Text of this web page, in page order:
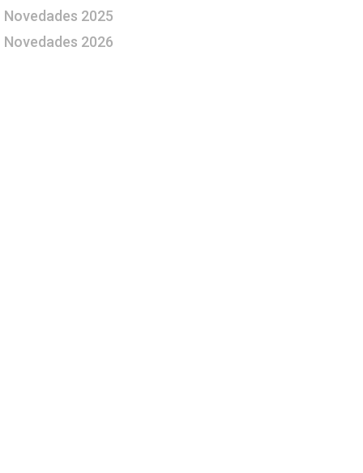
Novedades 2025
Novedades 2026